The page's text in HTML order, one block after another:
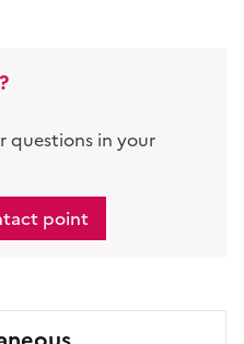
questions in your
point